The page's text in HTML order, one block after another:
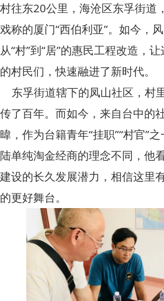
村往东20公里，海沧区东孚街道
戏称的厦门“西伯利亚”。如今，
从“村”到“居”的惠民工程改造，
的村民们，快速融进了新时代。
东孚街道辖下的凤山社区，村
传了百年。而如今，来自台中的
暐，作为台籍青年“挂职”“村官”
陆单纯淘金经商的理念不同，他
建设的长久发展潜力，相信这里
的更好舞台。